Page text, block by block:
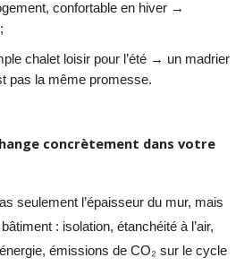
confortable en hiver →
chalet loisir pour l’été → un madrier
pas la même promesse.
concrètement dans votre
seulement l’épaisseur du mur, mais
: isolation, étanchéité à l’air,
émissions de CO₂ sur le cycle